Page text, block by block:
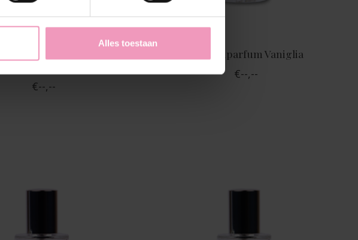
Alles toestaan
€--,--
Hondenparfum Vaniglia
€--,--